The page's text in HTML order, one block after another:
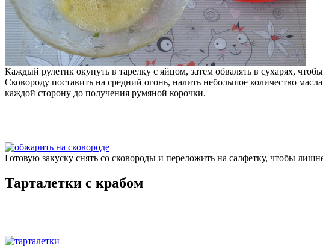
Каждый рулетик окунуть в тарелку с яйцом, затем обвалять в сухарях,
Сковороду поставить на средний огонь, налить небольшое количество
каждой сторону до получения румяной корочки.
Готовую закуску снять со сковороды и переложить на салфетку, чтобы
Тарталетки с крабом